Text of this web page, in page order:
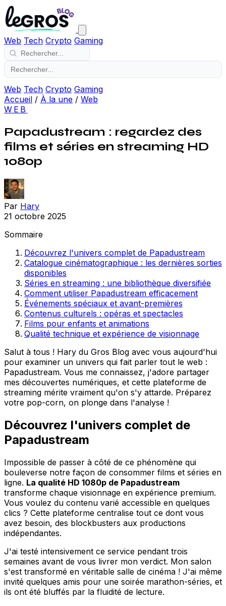
Web Tech Crypto Gaming
Web Tech Crypto Gaming
Accueil / À la une / Web
WEB
Papadustream : regardez des
films et séries en streaming HD
1080p
Par Hary
21 octobre 2025
Sommaire
Découvrez l'univers complet de Papadustream
Catalogue cinématographique : les dernières sorties
disponibles
Séries en streaming : une bibliothèque diversifiée
Comment utiliser Papadustream efficacement
Événements spéciaux et avant-premières
Contenus culturels : opéras et spectacles
Films pour enfants et animations
Qualité technique et expérience de visionnage
Salut à tous ! Hary du Gros Blog avec vous aujourd'hui
pour examiner un univers qui fait parler tout le web :
Papadustream. Vous me connaissez, j'adore partager
mes découvertes numériques, et cette plateforme de
streaming mérite vraiment qu'on s'y attarde. Préparez
votre pop-corn, on plonge dans l'analyse !
Découvrez l'univers complet de
Papadustream
Impossible de passer à côté de ce phénomène qui
bouleverse notre façon de consommer films et séries en
ligne. La qualité HD 1080p de Papadustream
transforme chaque visionnage en expérience premium.
Vous voulez du contenu varié accessible en quelques
clics ? Cette plateforme centralise tout ce dont vous
avez besoin, des blockbusters aux productions
indépendantes.
J'ai testé intensivement ce service pendant trois
semaines avant de vous livrer mon verdict. Mon salon
s'est transformé en véritable salle de cinéma ! J'ai même
invité quelques amis pour une soirée marathon-séries, et
ils ont été bluffés par la fluidité de lecture.